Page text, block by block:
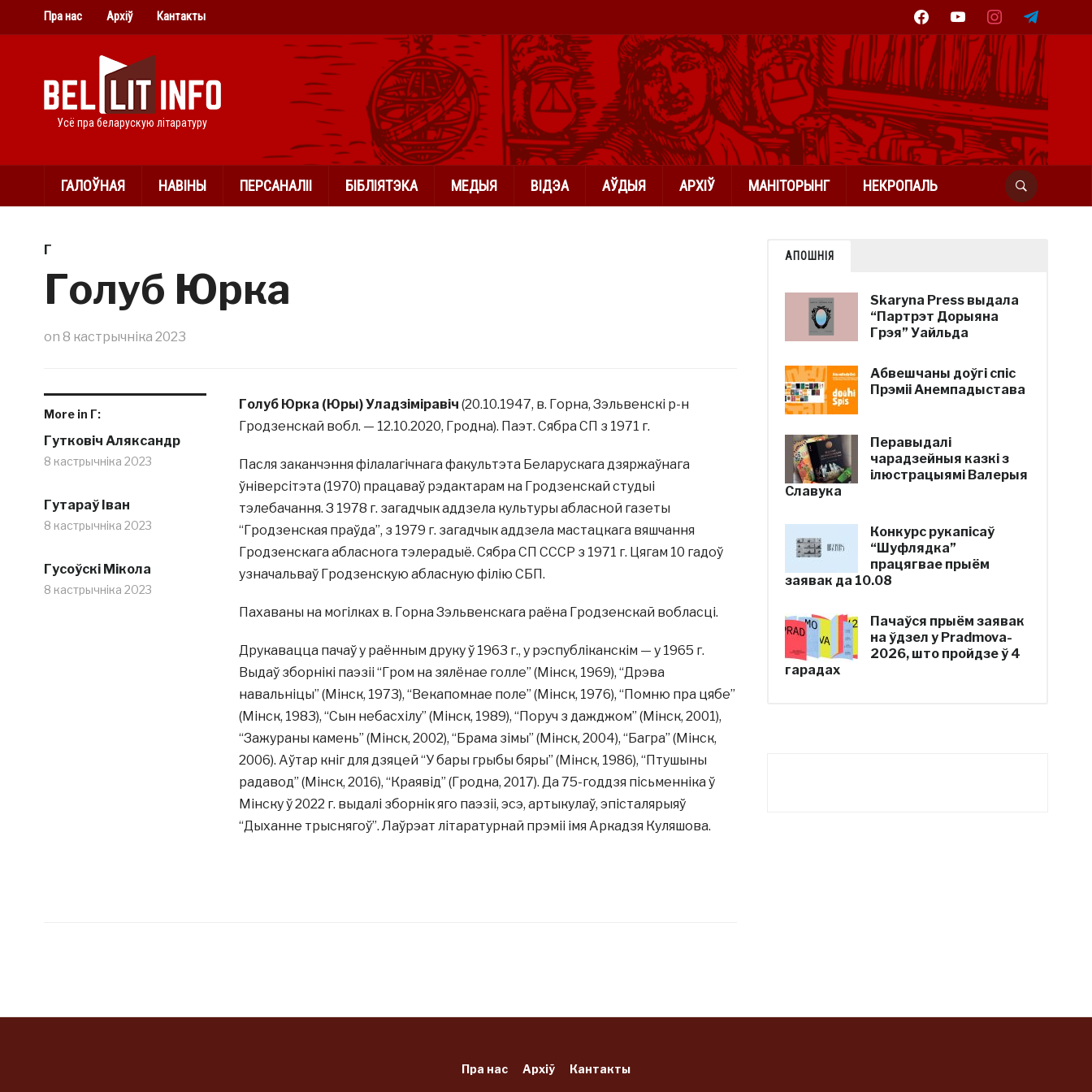
facebookyoutube instagramtelegram
Пра нас Архіў Кантакты
Усё пра беларускую літаратуру
ГАЛОЎНАЯ НАВІНЫ ПЕРСАНАЛІІ БІБЛІЯТЭКА МЕДЫЯ ВІДЭА АЎДЫЯ АРХІЎ МАНІТОРЫНГ НЕКРОПАЛЬ
Г
Голуб Юрка
on 8 кастрычніка 2023
More in Г:
Гутковіч Аляксандр
8 кастрычніка 2023
Гутараў Іван
8 кастрычніка 2023
Гусоўскі Мікола
8 кастрычніка 2023
Голуб Юрка (Юры) Уладзіміравіч (20.10.1947, в. Горна, Зэльвенскі р-н
Гродзенскай вобл. — 12.10.2020, Гродна). Паэт. Сябра СП з 1971 г.
Пасля заканчэння філалагічнага факультэта Беларускага дзяржаўнага
ўніверсітэта (1970) працаваў рэдактарам на Гродзенскай студыі
тэлебачання. З 1978 г. загадчык аддзела культуры абласной газеты
“Гродзенская праўда”, з 1979 г. загадчык аддзела мастацкага вяшчання
Гродзенскага абласнога тэлерадыё. Сябра СП СССР з 1971 г. Цягам 10 гадоў
узначальваў Гродзенскую абласную філію СБП.
Пахаваны на могілках в. Горна Зэльвенскага раёна Гродзенскай вобласці.
Друкавацца пачаў у раённым друку ў 1963 г., у рэспубліканскім — у 1965 г.
Выдаў зборнікі паэзіі “Гром на зялёнае голле” (Мінск, 1969), “Дрэва
навальніцы” (Мінск, 1973), “Векапомнае поле” (Мінск, 1976), “Помню пра цябе”
(Мінск, 1983), “Сын небасхілу” (Мінск, 1989), “Поруч з дажджом” (Мінск, 2001),
“Зажураны камень” (Мінск, 2002), “Брама зімы” (Мінск, 2004), “Багра” (Мінск,
2006). Аўтар кніг для дзяцей “У бары грыбы бяры” (Мінск, 1986), “Птушыны
радавод” (Мінск, 2016), “Краявід” (Гродна, 2017). Да 75-годдзя пісьменніка ў
Мінску ў 2022 г. выдалі зборнік яго паэзіі, эсэ, артыкулаў, эпісталярыяў
“Дыханне трыснягоў”. Лаўрэат літаратурнай прэміі імя Аркадзя Куляшова.
АПОШНІЯ
Skaryna Press выдала
“Партрэт Дорыяна
Грэя” Уайльда
Абвешчаны доўгі спіс
Прэміі Анемпадыстава
Перавыдалі
чарадзейныя казкі з
ілюстрацыямі Валерыя
Славука
Конкурс рукапісаў
“Шуфлядка”
працягвае прыём
заявак да 10.08
Пачаўся прыём заявак
на ўдзел у Pradmova-
2026, што пройдзе ў 4
гарадах
Пра нас Архіў Кантакты